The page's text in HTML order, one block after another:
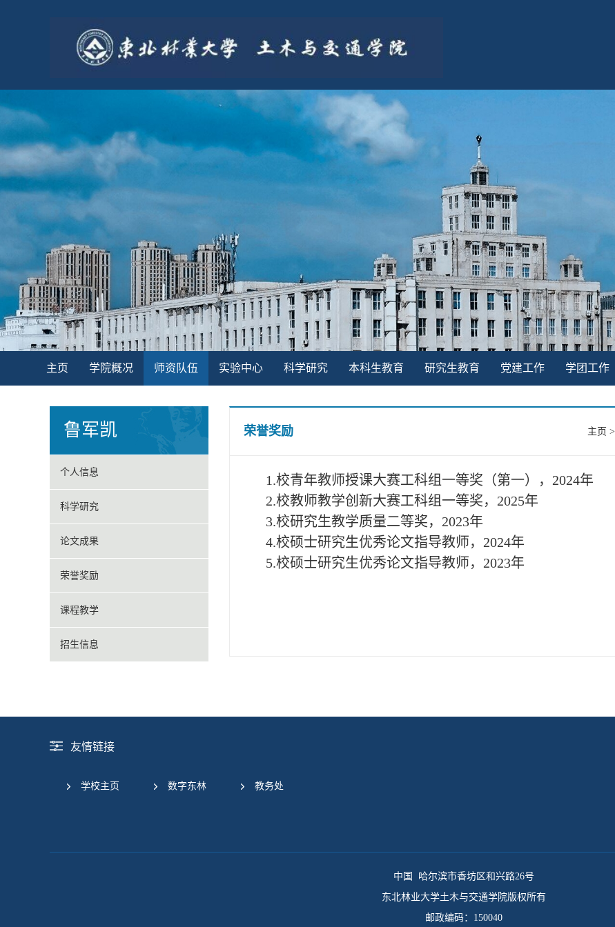
主页 学院概况 师资队伍 实验中心 科学研究 本科生教育 研究生教育 党建工作 学团工作
鲁军凯
个人信息
科学研究
论文成果
荣誉奖励
课程教学
招生信息
荣誉奖励 主页 >
1.校青年教师授课大赛工科组一等奖（第一），2024年
2.校教师教学创新大赛工科组一等奖，2025年
3.校研究生教学质量二等奖，2023年
4.校硕士研究生优秀论文指导教师，2024年
5.校硕士研究生优秀论文指导教师，2023年
友情链接
学校主页 数字东林 教务处
中国 哈尔滨市香坊区和兴路26号
东北林业大学土木与交通学院版权所有
邮政编码：150040